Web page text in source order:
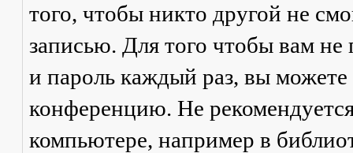
того, чтобы никто другой не
записью. Для того чтобы вам не
и пароль каждый раз, вы
конференцию. Не
компьютере, например в